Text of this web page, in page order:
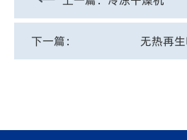
下一篇： 无热再